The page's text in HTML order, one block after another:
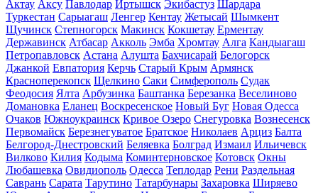
Актау Аксу Павлодар Иртышск Экибастуз Шардара
Туркестан Сарыагаш Ленгер Кентау Жетысай Шымкент
Щучинск Степногорск Макинск Кокшетау Ерментау
Державинск Атбасар Акколь Эмба Хромтау Алга Кандыагаш
Петропавловск Астана Алушта Бахчисарай Белогорск
Джанкой Евпатория Керчь Старый Крым Армянск
Красноперекопск Щелкино Саки Симферополь Судак
Феодосия Ялта Арбузинка Баштанка Березанка Веселиново
Домановка Еланец Воскресенское Новый Буг Новая Одесса
Очаков Южноукраинск Кривое Озеро Снегуровка Вознесенск
Первомайск Березнегуватое Братское Николаев Арциз Балта
Белгород-Днестровский Беляевка Болград Измаил Ильичевск
Вилково Килия Кодыма Коминтерновское Котовск Окны
Любашевка Овидиополь Одесса Теплодар Рени Раздельная
Саврань Сарата Тарутино Татарбунары Захаровка Ширяево